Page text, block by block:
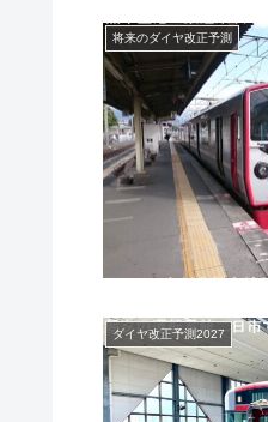
将来のダイヤ改正予測
ダイヤ改正予測2027